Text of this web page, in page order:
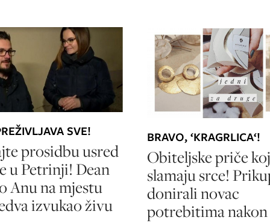
SVE!
prosidbu usred
u Petrinji! Dean
Anu na mjestu
izvukao živu
BRAVO, ‘KRAGRLICA‘!
Obiteljske priče
slamaju srce!
donirali novac
potrebitima nakon